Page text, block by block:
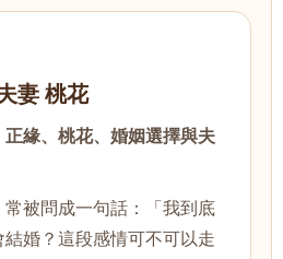
妻 桃花
緣、桃花、婚姻選擇與夫
被問成一句話：「我到底
婚？這段感情可不可以走